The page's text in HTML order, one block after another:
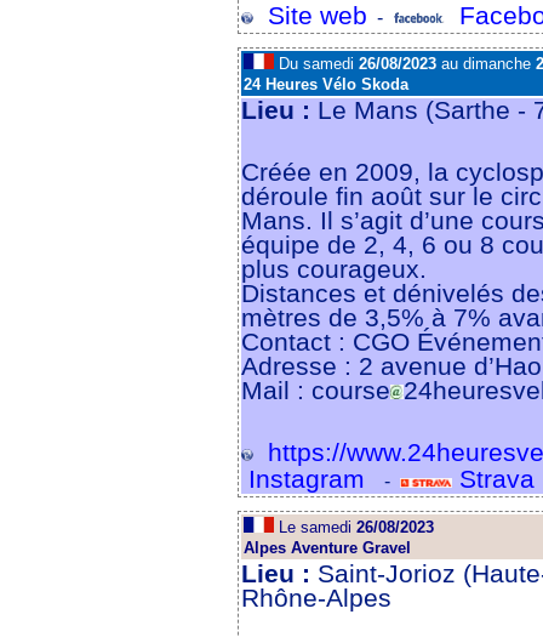
Site web -
Du samedi 26/08/2023au dimanche
24 Heures Vélo Skoda
Lieu : Le Mans (Sarthe
Créée en 2009, la
déroule fin août sur le
Mans. Il s’agit d’une
équipe de 2, 4, 6 ou 8
plus courageux.
Distances et dénivelés
mètres de 3,5% à 7%
Contact : CGO
Adresse : 2 avenue
Mail : course
https://
Instagram - Strava
Le samedi 26/08/2023
Alpes Aventure Gravel
Lieu : Saint-Jorioz
Rhône-Alpes